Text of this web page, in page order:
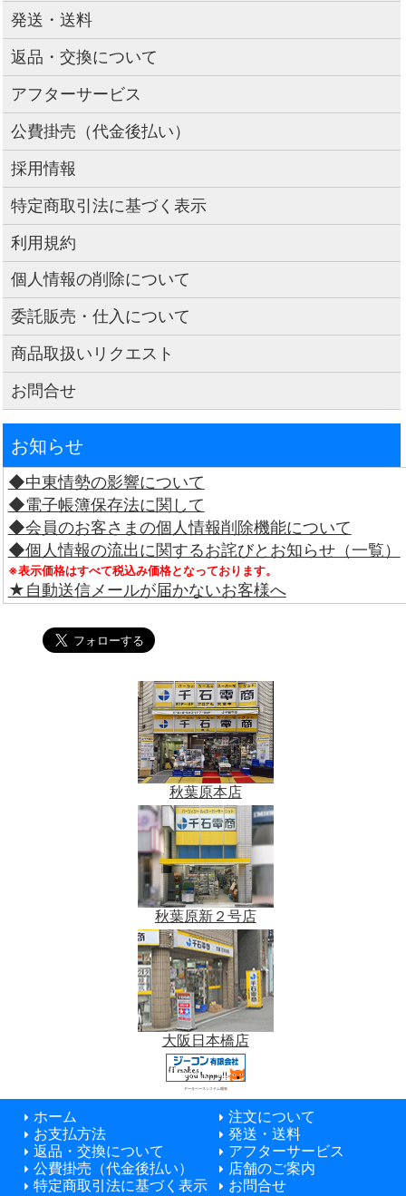
発送・送料
返品・交換について
アフターサービス
公費掛売（代金後払い）
採用情報
特定商取引法に基づく表示
利用規約
個人情報の削除について
委託販売・仕入について
商品取扱いリクエスト
お問合せ
お知らせ
◆中東情勢の影響について
◆電子帳簿保存法に関して
◆会員のお客さまの個人情報削除機能について
◆個人情報の流出に関するお詫びとお知らせ（一覧）
※表示価格はすべて税込み価格となっております。
★自動送信メールが届かないお客様へ
秋葉原本店
秋葉原新２号店
大阪日本橋店
データベースシステム開発
ホーム
注文について
お支払方法
発送・送料
返品・交換について
アフターサービス
公費掛売（代金後払い）
店舗のご案内
特定商取引法に基づく表示
お問合せ